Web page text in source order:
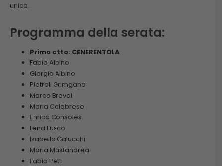
unica.
Programma della serata:
Primo atto: CENERENTOLA
Fabio Albino
Giorgio Albino
Pietroli Grimgano
Marco Breval
Maria Calabrese
Enrica Consoles
Lena Fusco
Isabella Galucchi
Maria Mastandrea
Fabio Petti